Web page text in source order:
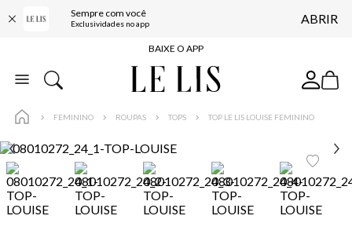
Sempre com você
Exclusividades no app ABRIR
FRETE GRÁTIS*
BAIXE O APP
10% OFF NA PRIMEIRA COMPRA*
FRETE GRÁTIS*
BAIXE O APP
10% OFF NA PRIMEIRA COMPRA*
FEMININO ROUPAS TOPS TOP LE LIS LOUISE FEMININO